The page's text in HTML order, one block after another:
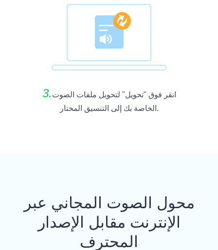
3. انقر فوق "تحويل" لتحويل ملفات الصوت
الخاصة بك إلى التنسيق المختار.
محول الصوت المجاني عبر
الإنترنت مقابل الإصدار
المحترف